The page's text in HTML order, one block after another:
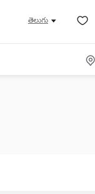
తెలుగు